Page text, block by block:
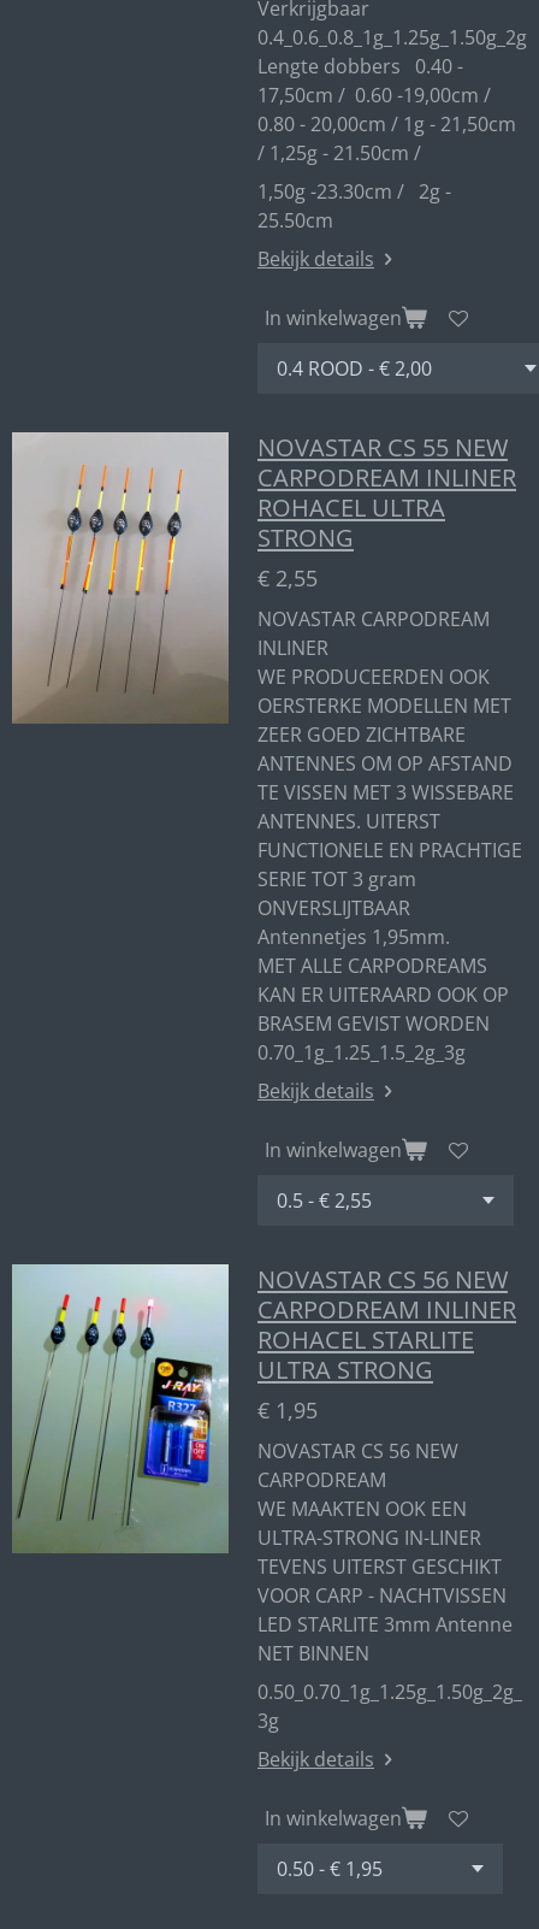
Verkrijgbaar
0.4_0.6_0.8_1g_1.25g_1.50g_2g
Lengte dobbers 0.40 -
17,50cm / 0.60 -19,00cm /
0.80 - 20,00cm / 1g - 21,50cm
/ 1,25g - 21.50cm /
1,50g -23.30cm / 2g -
25.50cm
Bekijk details
In winkelwagen
NOVASTAR CS 55 NEW
CARPODREAM INLINER
ROHACEL ULTRA
STRONG
€ 2,55
NOVASTAR CARPODREAM
INLINER
WE PRODUCEERDEN OOK
OERSTERKE MODELLEN MET
ZEER GOED ZICHTBARE
ANTENNES OM OP AFSTAND
TE VISSEN MET 3 WISSEBARE
ANTENNES. UITERST
FUNCTIONELE EN PRACHTIGE
SERIE TOT 3 gram
ONVERSLIJTBAAR
Antennetjes 1,95mm.
MET ALLE CARPODREAMS
KAN ER UITERAARD OOK OP
BRASEM GEVIST WORDEN
0.70_1g_1.25_1.5_2g_3g
Bekijk details
In winkelwagen
NOVASTAR CS 56 NEW
CARPODREAM INLINER
ROHACEL STARLITE
ULTRA STRONG
€ 1,95
NOVASTAR CS 56 NEW
CARPODREAM
WE MAAKTEN OOK EEN
ULTRA-STRONG IN-LINER
TEVENS UITERST GESCHIKT
VOOR CARP - NACHTVISSEN
LED STARLITE 3mm Antenne
NET BINNEN
0.50_0.70_1g_1.25g_1.50g_2g_
3g
Bekijk details
In winkelwagen